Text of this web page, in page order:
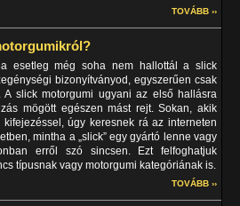
TOVÁBB ››
esetleg még soha nem hallottál a slick
bizonyítványod, egyszerűen csak
slick motorgumi ugyani az első hallásra
mögött egészen mást rejt. Sokan, akik
úgy keresnek rá az interneten
mintha a „slick” egy gyártó lenne vagy
erről szó sincsen. Ezt felfoghatjuk
típusnak vagy motorgumi kategóriának is.
TOVÁBB ››